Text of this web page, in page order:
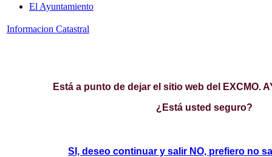
El Ayuntamiento
Informacion Catastral
Está a punto de dejar el sitio web del EXCMO.
¿Está usted seguro?
SI, deseo continuar y salir NO, prefiero no